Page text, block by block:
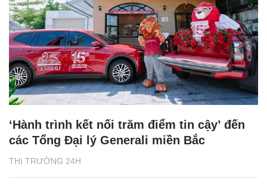
THỊ TRƯỜNG 24H
‘Hành trình kết nối trăm điểm tin cậy’ đến
các Tổng Đại lý Generali miền Bắc